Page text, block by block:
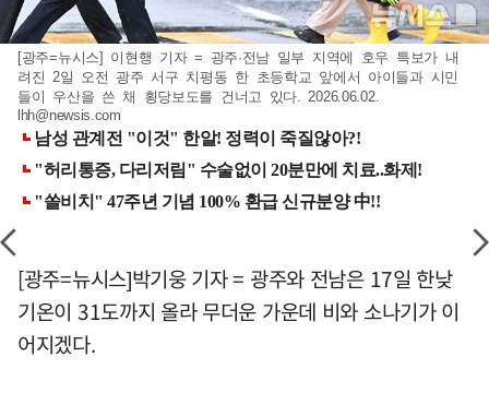
[광주=뉴시스] 이현행 기자 = 광주·전남 일부 지역에 호우 특보가 내
려진 2일 오전 광주 서구 치평동 한 초등학교 앞에서 아이들과 시민
들이 우산을 쓴 채 횡당보도를 건너고 있다. 2026.06.02.
lhh@newsis.com
[광주=뉴시스]박기웅 기자 = 광주와 전남은 17일 한낮
기온이 31도까지 올라 무더운 가운데 비와 소나기가 이
어지겠다.